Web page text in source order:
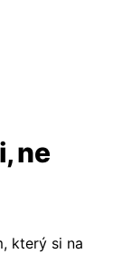
ne
který si na